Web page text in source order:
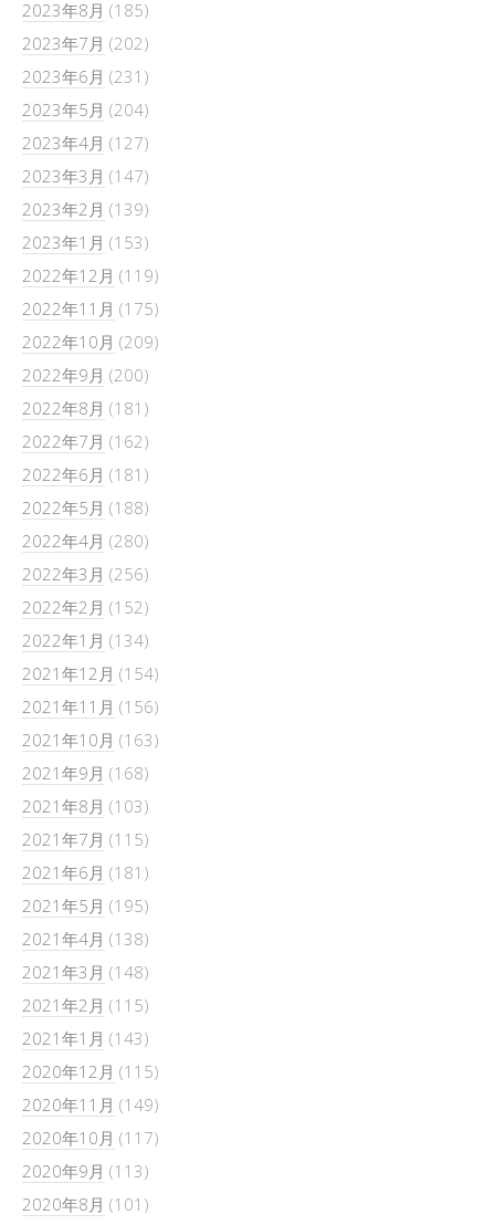
2023年8月 (185)
2023年7月 (202)
2023年6月 (231)
2023年5月 (204)
2023年4月 (127)
2023年3月 (147)
2023年2月 (139)
2023年1月 (153)
2022年12月 (119)
2022年11月 (175)
2022年10月 (209)
2022年9月 (200)
2022年8月 (181)
2022年7月 (162)
2022年6月 (181)
2022年5月 (188)
2022年4月 (280)
2022年3月 (256)
2022年2月 (152)
2022年1月 (134)
2021年12月 (154)
2021年11月 (156)
2021年10月 (163)
2021年9月 (168)
2021年8月 (103)
2021年7月 (115)
2021年6月 (181)
2021年5月 (195)
2021年4月 (138)
2021年3月 (148)
2021年2月 (115)
2021年1月 (143)
2020年12月 (115)
2020年11月 (149)
2020年10月 (117)
2020年9月 (113)
2020年8月 (101)